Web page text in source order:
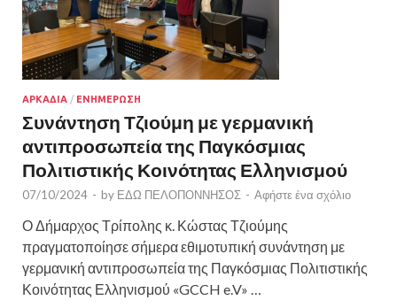
ΑΡΚΑΔΙΑ / ΕΝΗΜΕΡΩΣΗ
Συνάντηση Τζιούμη με γερμανική
αντιπροσωπεία της Παγκόσμιας
Πολιτιστικής Κοινότητας Ελληνισμού
07/10/2024 - by ΕΔΩ ΠΕΛΟΠΟΝΝΗΣΟΣ - Αφήστε ένα σχόλιο
Ο Δήμαρχος Τρίπολης κ. Κώστας Τζιούμης
πραγματοποίησε σήμερα εθιμοτυπική συνάντηση με
γερμανική αντιπροσωπεία της Παγκόσμιας Πολιτιστικής
Κοινότητας Ελληνισμού «GCCH e.V» …